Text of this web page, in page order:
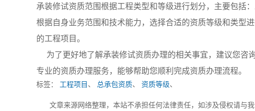
承装修试资质范围根据工程类型和等级进行划分，主要包括
根据自身业务范围和技术能力，选择合适的资质等级和类型
的工程项目。
为了更好地了解承装修试资质办理的相关事宜，建议您咨
专业的资质办理服务，能够帮助您顺利完成资质办理流程。
标签： 工程项目 、 总承包资质、 资质等级、
文章来源网络整理，本站不承担任何法律责任，如涉及侵权请与我